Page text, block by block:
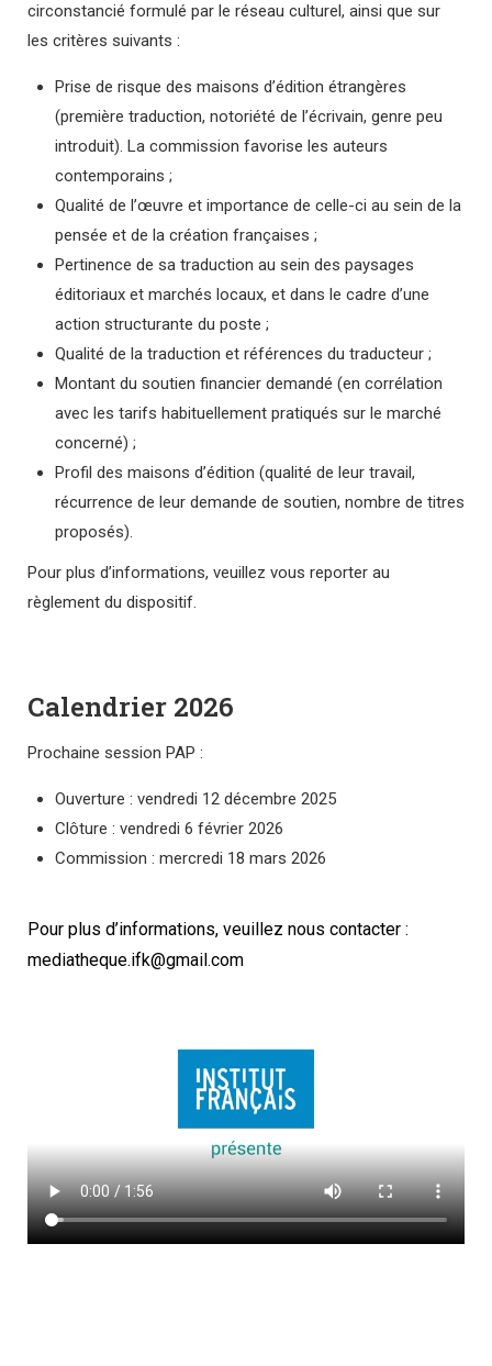
circonstancié formulé par le réseau culturel, ainsi que sur
les critères suivants :
Prise de risque des maisons d’édition étrangères
(première traduction, notoriété de l’écrivain, genre peu
introduit). La commission favorise les auteurs
contemporains ;
Qualité de l’œuvre et importance de celle-ci au sein de la
pensée et de la création françaises ;
Pertinence de sa traduction au sein des paysages
éditoriaux et marchés locaux, et dans le cadre d’une
action structurante du poste ;
Qualité de la traduction et références du traducteur ;
Montant du soutien financier demandé (en corrélation
avec les tarifs habituellement pratiqués sur le marché
concerné) ;
Profil des maisons d’édition (qualité de leur travail,
récurrence de leur demande de soutien, nombre de titres
proposés).
Pour plus d’informations, veuillez vous reporter au
règlement du dispositif.
Calendrier 2026
Prochaine session PAP :
Ouverture : vendredi 12 décembre 2025
Clôture : vendredi 6 février 2026
Commission : mercredi 18 mars 2026
Pour plus d’informations, veuillez nous contacter :
mediatheque.ifk@gmail.com